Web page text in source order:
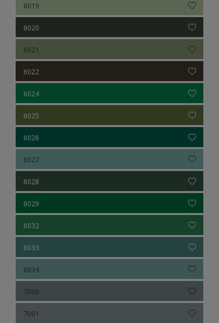
6019
6020
6021
6022
6024
6025
6026
6027
6028
6029
6032
6033
6034
7000
7001